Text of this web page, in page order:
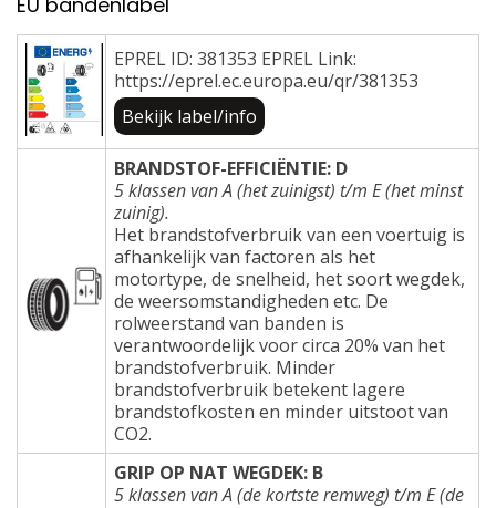
EPREL ID: 381353 EPREL Link:
https://eprel.ec.europa.eu/qr/381353
Bekijk label/info
BRANDSTOF-EFFICIËNTIE: D
5 klassen van A (het zuinigst) t/m E (het minst
zuinig).
Het brandstofverbruik van een voertuig is
afhankelijk van factoren als het
motortype, de snelheid, het soort wegdek,
de weersomstandigheden etc. De
rolweerstand van banden is
verantwoordelijk voor circa 20% van het
brandstofverbruik. Minder
brandstofverbruik betekent lagere
brandstofkosten en minder uitstoot van
CO2.
GRIP OP NAT WEGDEK: B
5 klassen van A (de kortste remweg) t/m E (de